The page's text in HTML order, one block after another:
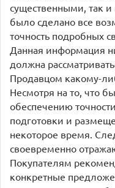
существенными, так
было сделано все
точность подробных
Данная информация
должна
Продавцом какому-
Несмотря на то, что
обеспечению
подготовки и
некоторое время.
своевременно
Покупателям
конкретные